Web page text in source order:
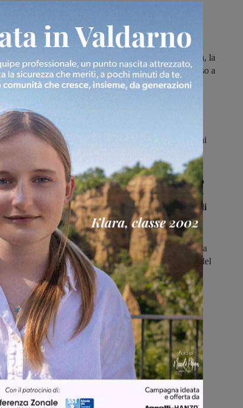
ha lasciato quota zero pareggiando in casa con l’Asta, la
a Montalcino mentre il Terranuova Traiana ha perso a
Castiglioni Laterina ha conquistato il suo
primo
in casa1-1 con l'Asta
squadra ospite,a firmare il gol del pareggio
Occhini
in campo con diversi assenti, è incappata a Montalcino
Gli amaranto sono stati
battuti 3-0
, con le tre
arrivate tuttenel corso della seconda frazione di
fermato sul 2-1 a Cortonaal termine di una gara
i padroni di casa sono passati in vantaggio al 33' del
al 20' della ripresa. La rete dei valdarnesiè